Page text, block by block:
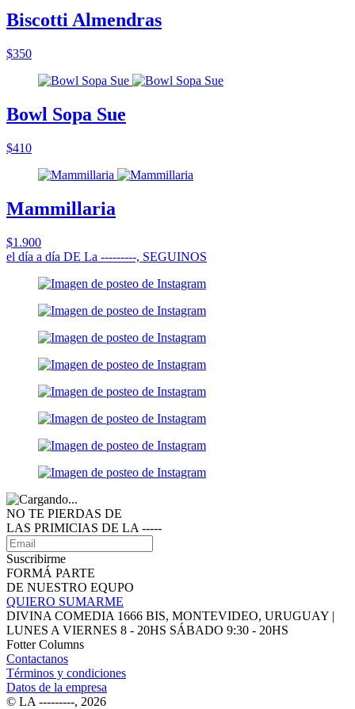
Biscotti Almendras
$350
Bowl Sopa Sue
$410
Mammillaria
$1.900
el día a día DE La ‑‑‑‑‑‑‑‑‑, SEGUINOS
NO TE PIERDAS DE
LAS PRIMICIAS DE LA ‑‑‑‑‑
Suscribirme
FORMÁ PARTE
DE NUESTRO EQUPO
QUIERO SUMARME
DIVINA COMEDIA 1666 BIS, MONTEVIDEO, URUGUAY |
LUNES A VIERNES 8 - 20HS SÁBADO 9:30 - 20HS
Fotter Columns
Contactanos
Términos y condiciones
Datos de la empresa
© LA ‑‑‑‑‑‑‑‑‑, 2026